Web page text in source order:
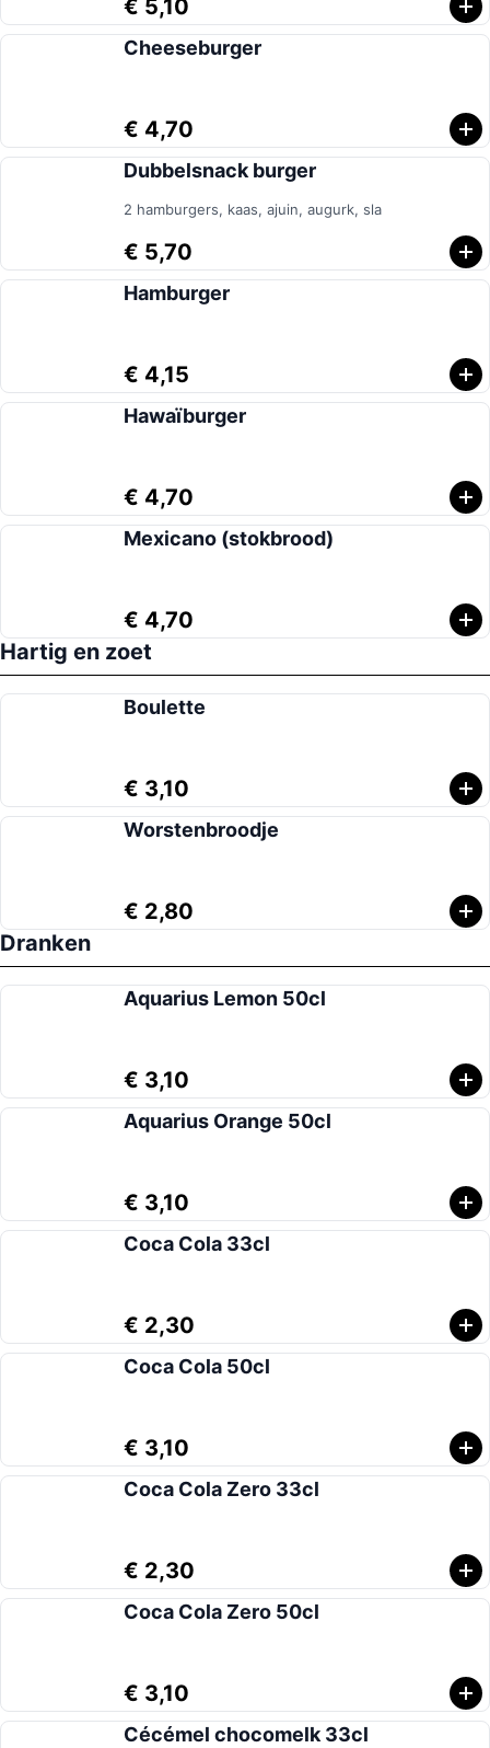
€ 5,10
Cheeseburger
€ 4,70
Dubbelsnack burger
2 hamburgers, kaas, ajuin, augurk, sla
€ 5,70
Hamburger
€ 4,15
Hawaïburger
€ 4,70
Mexicano (stokbrood)
€ 4,70
Hartig en zoet
Boulette
€ 3,10
Worstenbroodje
€ 2,80
Dranken
Aquarius Lemon 50cl
€ 3,10
Aquarius Orange 50cl
€ 3,10
Coca Cola 33cl
€ 2,30
Coca Cola 50cl
€ 3,10
Coca Cola Zero 33cl
€ 2,30
Coca Cola Zero 50cl
€ 3,10
Cécémel chocomelk 33cl